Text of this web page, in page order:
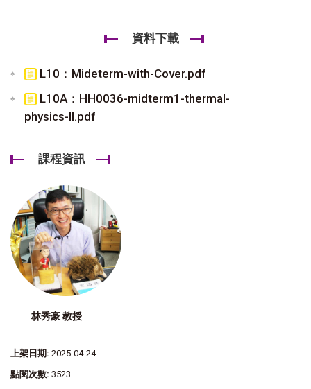
資料下載
L10：Mideterm-with-Cover.pdf
L10A：HH0036-midterm1-thermal-
physics-II.pdf
課程資訊
林秀豪 教授
上架日期: 2025-04-24
點閱次數: 3523